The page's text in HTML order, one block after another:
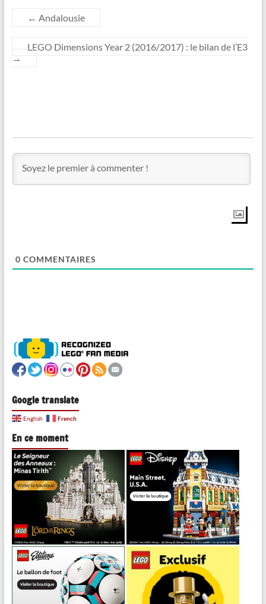
← Andalousie
LEGO Dimensions Year 2 (2016/2017) : le bilan de l’E3
→
0 COMMENTAIRES
Google translate
English French
En ce moment